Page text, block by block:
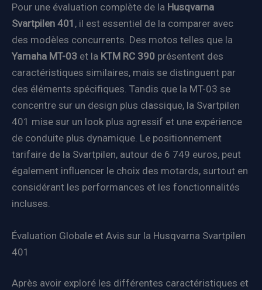
Pour une évaluation complète de la Husqvarna
Svartpilen 401 , il est essentiel de la comparer avec
des modèles concurrents. Des motos telles que la
Yamaha MT-03 et la KTM RC 390 présentent des
caractéristiques similaires, mais se distinguent par
des éléments spécifiques. Tandis que la MT-03 se
concentre sur un design plus classique, la Svartpilen
401 mise sur un look plus agressif et une expérience
de conduite plus dynamique. Le positionnement
tarifaire de la Svartpilen, autour de 6 749 euros, peut
également influencer le choix des motards, surtout en
considérant les performances et les fonctionnalités
incluses.
Évaluation Globale et Avis sur la Husqvarna Svartpilen
401
Après avoir exploré les différentes caractéristiques et